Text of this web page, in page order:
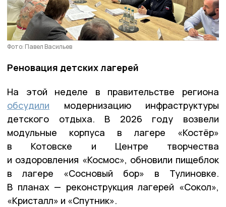
Фото: Павел Васильев
Реновация детских лагерей
На этой неделе в правительстве региона
обсудили модернизацию инфраструктуры
детского отдыха. В 2026 году возвели
модульные корпуса в лагере «Костёр»
в Котовске и Центре творчества
и оздоровления «Космос», обновили пищеблок
в лагере «Сосновый бор» в Тулиновке.
В планах — реконструкция лагерей «Сокол»,
«Кристалл» и «Спутник».